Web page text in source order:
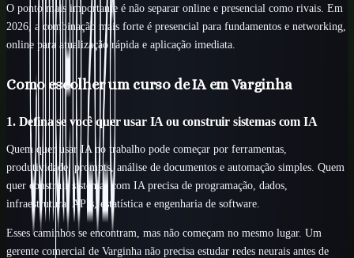
O ponto mais importante é não separar online e presencial como rivais. Em
2026, a combinação mais forte é presencial para fundamentos e networking,
online para atualização rápida e aplicação imediata.
Como escolher um curso de IA em Varginha
1. Defina se você quer usar IA ou construir sistemas com IA
Quem quer usar IA no trabalho pode começar por ferramentas,
produtividade, prompts, análise de documentos e automação simples. Quem
quer construir sistemas com IA precisa de programação, dados,
infraestrutura, APIs, estatística e engenharia de software.
Esses caminhos se encontram, mas não começam no mesmo lugar. Um
gerente comercial de Varginha não precisa estudar redes neurais antes de